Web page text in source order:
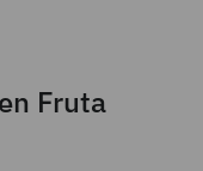
Fruta